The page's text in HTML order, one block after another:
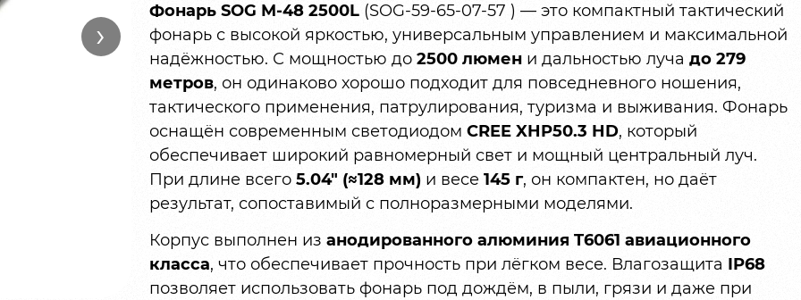
›
Фонарь SOG M-48 2500L (SOG-59-65-07-57 ) — это компактный тактический
фонарь с высокой яркостью, универсальным управлением и максимальной
надёжностью. С мощностью до 2500 люмени дальностью луча до 279
метров, он одинаково хорошо подходит для повседневного ношения,
тактического применения, патрулирования, туризма и выживания. Фонарь
оснащён современным светодиодом CREE XHP50.3 HD, который
обеспечивает широкий равномерный свет и мощный центральный луч.
При длине всего 5.04″ (≈128 мм)и весе 145 г, он компактен, но даёт
результат, сопоставимый с полноразмерными моделями.
Корпус выполнен из анодированного алюминия T6061 авиационного
класса, что обеспечивает прочность при лёгком весе. Влагозащита IP68
позволяет использовать фонарь под дождём, в пыли, грязи и даже при